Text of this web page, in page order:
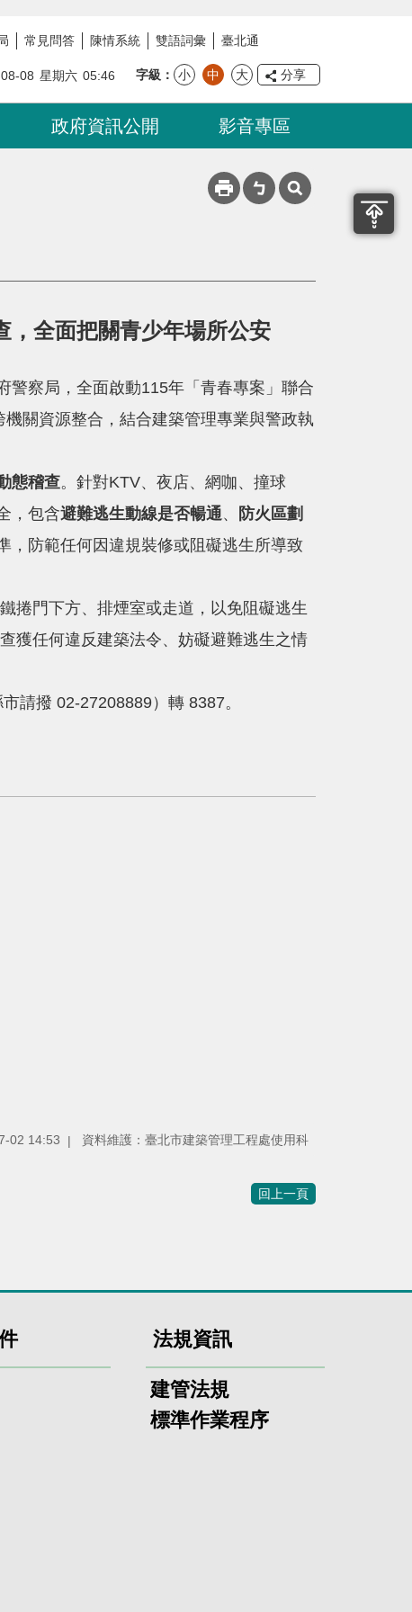
常見問答 陳情系統 雙語詞彙 臺北通
08 星期六 05:46 字級 小 中 大 分享
政府資訊公開 影音專區
，全面把關青少年場所公安
警察局，全面啟動115年「青春專案」聯合
關資源整合，結合建築管理專業與警政執
態稽查。針對KTV、夜店、網咖、撞球
，包含避難逃生動線是否暢通、
防火區劃
，防範任何因違規裝修或阻礙逃生所導致
捲門下方、排煙室或走道，以免阻礙逃生
獲任何違反建築法令、妨礙避難逃生之情
請撥 02-27208889）轉 8387。
02 14:53 資料維護：臺北市建築管理工程處使用科
回上一頁
法規資訊
建管法規
標準作業程序